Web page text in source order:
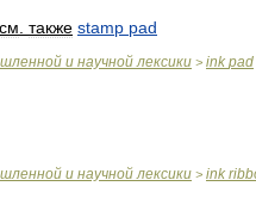
см также stamp pad
и научной лексики > ink pad
и научной лексики > ink